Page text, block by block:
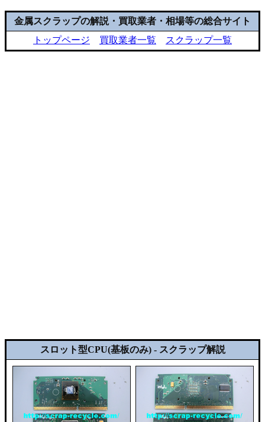
金属スクラップの解説・買取業者・相場等の総合サイト
トップページ
買取業者一覧 スクラップ一覧
スロット型CPU(基板のみ) - スクラップ解説